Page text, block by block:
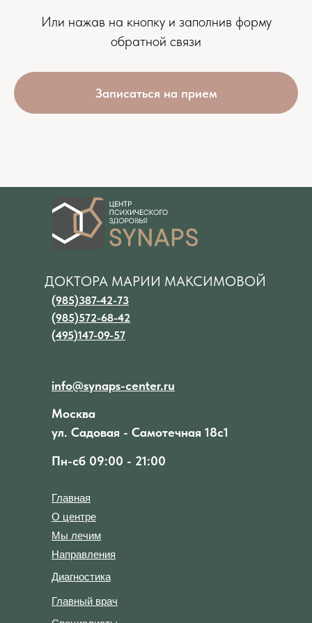
Или нажав на кнопку и заполнив форму
обратной связи
Записаться на прием
(985)387-42-73
(985)572-68-42
Москва
ул. Садовая - Самотечная 18с1
Пн-сб 09:00 - 21:00
info@synaps-center.ru
ДОКТОРА МАРИИ МАКСИМОВОЙ
(495)147-09-57
Главная
О центре
Главный врач
Направления
Мы лечим
Диагностика